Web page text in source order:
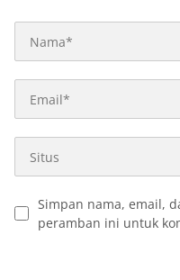
Simpan nama, email,
peramban ini untuk